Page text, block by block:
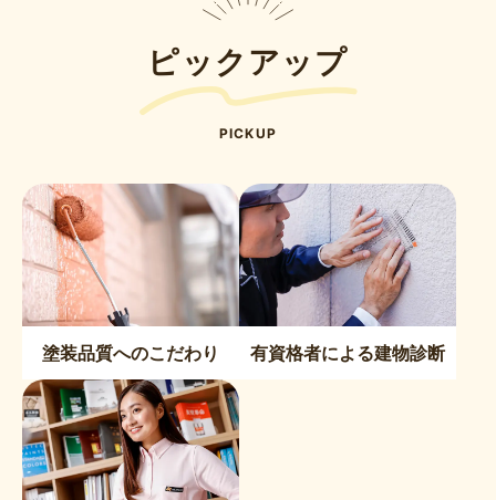
ピックアップ
PICKUP
塗装品質へのこだわり 有資格者による建物診断